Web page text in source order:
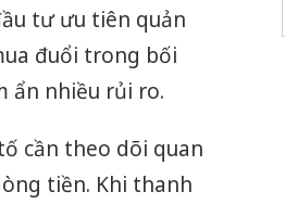
tư ưu tiên quản
đuổi trong bối
ẩn nhiều rủi ro.
cần theo dõi quan
tiền. Khi thanh